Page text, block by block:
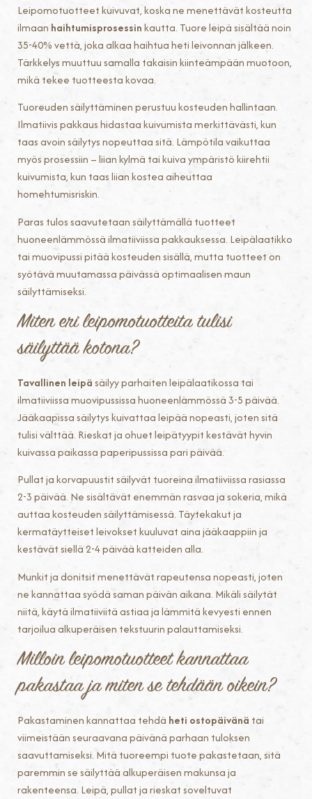
Leipomotuotteet kuivuvat, koska ne menettävät kosteutta
ilmaan haihtumisprosessinkautta. Tuore leipä sisältää noin
35-40% vettä, joka alkaa haihtua heti leivonnan jälkeen.
Tärkkelys muuttuu samalla takaisin kiinteämpään muotoon,
mikä tekee tuotteesta kovaa.
Tuoreuden säilyttäminen perustuu kosteuden hallintaan.
Ilmatiivis pakkaus hidastaa kuivumista merkittävästi, kun
taas avoin säilytys nopeuttaa sitä. Lämpötila vaikuttaa
myös prosessiin – liian kylmä tai kuiva ympäristö kiirehtii
kuivumista, kun taas liian kostea aiheuttaa
homehtumisriskin.
Paras tulos saavutetaan säilyttämällä tuotteet
huoneenlämmössä ilmatiiviissa pakkauksessa. Leipälaatikko
tai muovipussi pitää kosteuden sisällä, mutta tuotteet on
syötävä muutamassa päivässä optimaalisen maun
säilyttämiseksi.
Miten eri leipomotuotteita tulisi
säilyttää kotona?
Tavallinen leipäsäilyy parhaiten leipälaatikossa tai
ilmatiiviissa muovipussissa huoneenlämmössä 3-5 päivää.
Jääkaapissa säilytys kuivattaa leipää nopeasti, joten sitä
tulisi välttää. Rieskat ja ohuet leipätyypit kestävät hyvin
kuivassa paikassa paperipussissa pari päivää.
Pullat ja korvapuustit säilyvät tuoreina ilmatiiviissa rasiassa
2-3 päivää. Ne sisältävät enemmän rasvaa ja sokeria, mikä
auttaa kosteuden säilyttämisessä. Täytekakut ja
kermatäytteiset leivokset kuuluvat aina jääkaappiin ja
kestävät siellä 2-4 päivää katteiden alla.
Munkit ja donitsit menettävät rapeutensa nopeasti, joten
ne kannattaa syödä saman päivän aikana. Mikäli säilytät
niitä, käytä ilmatiiviitä astiaa ja lämmitä kevyesti ennen
tarjoilua alkuperäisen tekstuurin palauttamiseksi.
Milloin leipomotuotteet kannattaa
pakastaa ja miten se tehdään oikein?
Pakastaminen kannattaa tehdä heti ostopäivänä tai
viimeistään seuraavana päivänä parhaan tuloksen
saavuttamiseksi. Mitä tuoreempi tuote pakastetaan, sitä
paremmin se säilyttää alkuperäisen makunsa ja
rakenteensa. Leipä, pullat ja rieskat soveltuvat